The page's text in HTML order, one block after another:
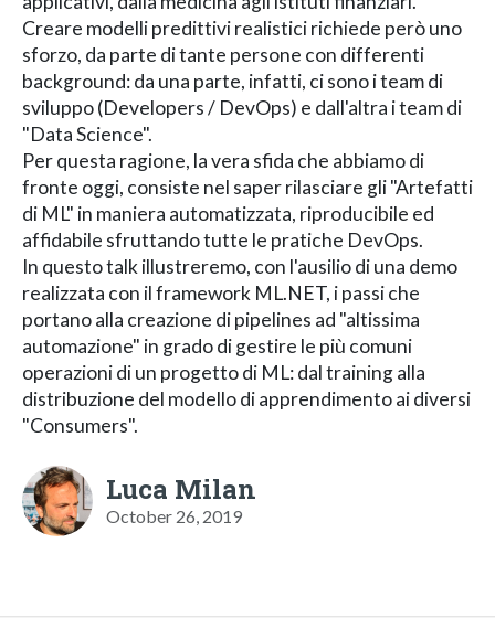
Creare modelli predittivi realistici richiede però uno
sforzo, da parte di tante persone con differenti
background: da una parte, infatti, ci sono i team di
sviluppo (Developers / DevOps) e dall'altra i team di
"Data Science".
Per questa ragione, la vera sfida che abbiamo di
fronte oggi, consiste nel saper rilasciare gli "Artefatti
di ML" in maniera automatizzata, riproducibile ed
affidabile sfruttando tutte le pratiche DevOps.
In questo talk illustreremo, con l'ausilio di una demo
realizzata con il framework ML.NET, i passi che
portano alla creazione di pipelines ad "altissima
automazione" in grado di gestire le più comuni
operazioni di un progetto di ML: dal training alla
distribuzione del modello di apprendimento ai diversi
"Consumers".
Luca Milan
October 26, 2019